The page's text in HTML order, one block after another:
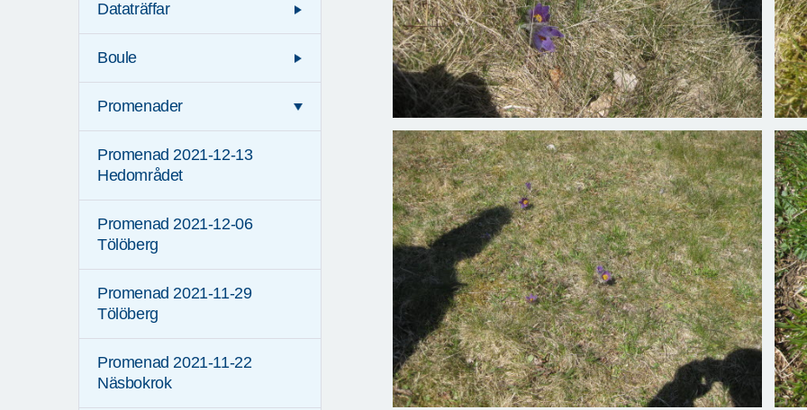
Dataträffar
Boule
Promenader
Promenad 2021-12-13
Hedområdet
Promenad 2021-12-06
Tölöberg
Promenad 2021-11-29
Tölöberg
Promenad 2021-11-22
Näsbokrok